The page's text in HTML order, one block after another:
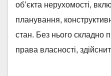
об’єкта нерухомості,
планування,
стан. Без нього складно
права власності,